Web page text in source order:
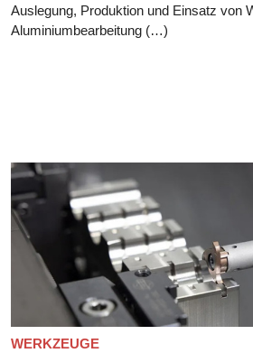
Auslegung, Produktion und Einsatz von
Aluminiumbearbeitung (…)
WERKZEUGE